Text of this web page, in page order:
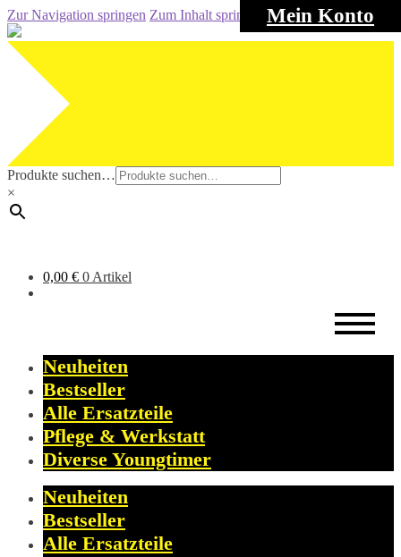
Mein Konto
Zur Navigation springen Zum Inhalt springen
Produkte suchen…
×
0,00 € 0 Artikel
Neuheiten
Bestseller
Alle Ersatzteile
Pflege & Werkstatt
Diverse Youngtimer
Neuheiten
Bestseller
Alle Ersatzteile